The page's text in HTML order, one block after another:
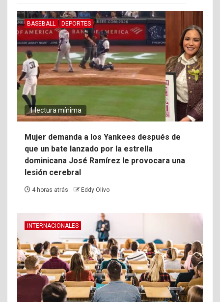
BASEBALL DEPORTES
1 lectura mínima
Mujer demanda a los Yankees después de
que un bate lanzado por la estrella
dominicana José Ramírez le provocara una
lesión cerebral
4 horas atrás Eddy Olivo
INTERNACIONALES